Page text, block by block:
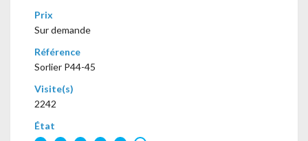
Prix
Sur demande
Référence
Sorlier P44-45
Visite(s)
2242
État